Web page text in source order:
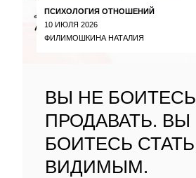
ПСИХОЛОГИЯ ОТНОШЕНИЙ
10 ИЮЛЯ 2026
ФИЛИМОШКИНА НАТАЛИЯ
ВЫ НЕ БОИТЕСЬ
ПРОДАВАТЬ. ВЫ
БОИТЕСЬ СТАТЬ
ВИДИМЫМ.